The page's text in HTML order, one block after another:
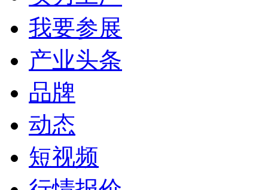
我要参展
产业头条
品牌
动态
短视频